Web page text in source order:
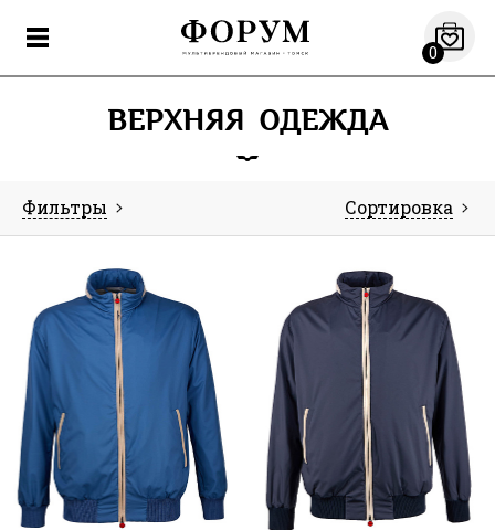
0
ВЕРХНЯЯ ОДЕЖДА
Фильтры Сортировка